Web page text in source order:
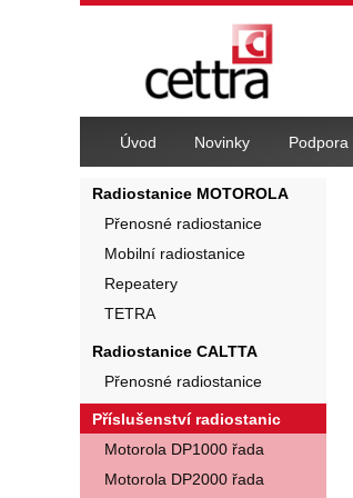
Radiostanice MOTOROLA
Přenosné radiostanice
Mobilní radiostanice
Repeatery
TETRA
Radiostanice CALTTA
Přenosné radiostanice
Příslušenství radiostanic
Motorola DP1000 řada
Motorola DP2000 řada
Navigace
Úvod Novinky Podpora